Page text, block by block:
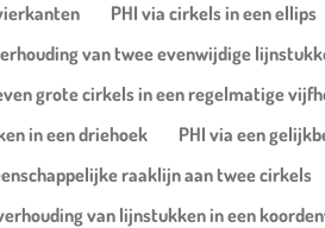
PHI via cirkels in een ellips
van twee evenwijdige
grote cirkels in een regelmatige
in een driehoek
PHI via een
raaklijn aan twee cirkels
van lijnstukken in een